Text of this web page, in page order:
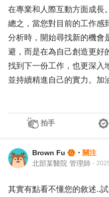
在專業和人際互動方面成長。
總之，當您對目前的工作感
分析時，開始尋找新的機會
避，而是在為自己創造更好
找到下一份工作，也更深入
並持續精進自己的實力。加
拍手
Brown Fu ・ 關注
北部某醫院 管理師 ・
其實有點看不懂您的敘述..試